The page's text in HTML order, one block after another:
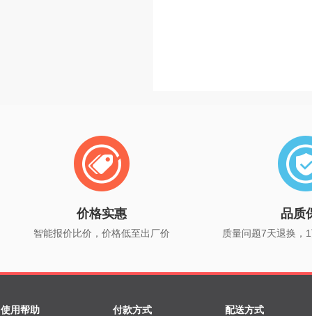
价格实惠
智能报价比价，价格低至出厂价
品质
质量问题7天退换，
使用帮助 付款方式 配送方式